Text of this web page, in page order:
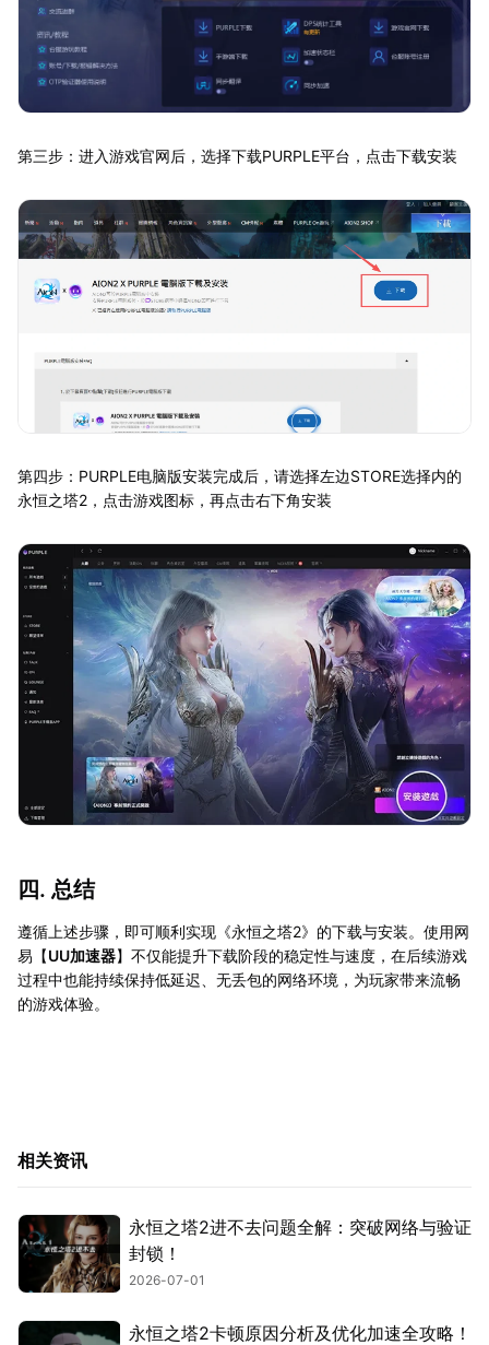
第三步：进入游戏官网后，选择下载PURPLE平台，点击下载安装
第四步：PURPLE电脑版安装完成后，请选择左边STORE选择内的
永恒之塔2，点击游戏图标，再点击右下角安装
四. 总结
遵循上述步骤，即可顺利实现《永恒之塔2》的下载与安装。使用网
易【UU加速器】不仅能提升下载阶段的稳定性与速度，在后续游戏
过程中也能持续保持低延迟、无丢包的网络环境，为玩家带来流畅
的游戏体验。
相关资讯
永恒之塔2进不去问题全解：突破网络与验证
封锁！
2026-07-01
永恒之塔2卡顿原因分析及优化加速全攻略！